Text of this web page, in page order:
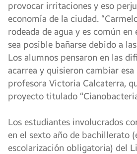
provocar irritaciones y eso
economía de la ciudad.
rodeada de agua y es común en
sea posible bañarse debido a
Los alumnos pensaron en las
acarrea y quisieron cambiar esa
profesora Victoria Calcaterra,
proyecto titulado
Los estudiantes involucrados
en el sexto año de bachillerato
escolarización obligatoria) del